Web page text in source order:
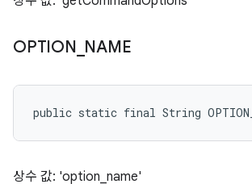
OPTION NAME
public static final String
상수 값: 'option_name'